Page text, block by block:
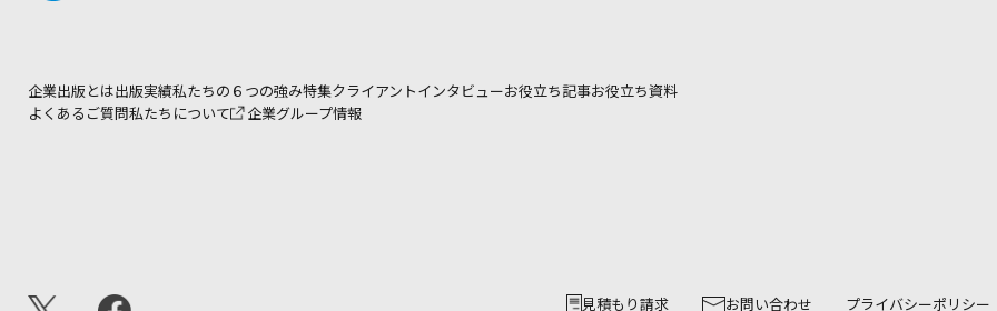
企業出版とは出版実績私たちの６つの強み特集クライアントインタビューお役立ち記事お役立ち資料
よくあるご質問私たちについて 企業グループ情報
見積もり請求 お問い合わせ プライバシーポリシー